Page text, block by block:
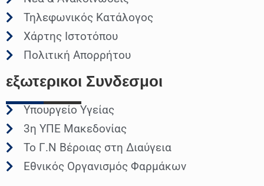
Τηλεφωνικός Κατάλογος
Χάρτης Ιστοτόπου
Πολιτική Απορρήτου
εξωτερικοι Συνδεσμοι
Υπουργείο Υγείας
3η ΥΠΕ Μακεδονίας
Το Γ.Ν Βέροιας στη Διαύγεια
Εθνικός Οργανισμός Φαρμάκων